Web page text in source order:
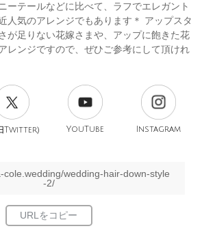
ーテールなどに比べて、ラフでエレガント
人気のアレンジでもあります＊ アップスタ
が足りない花嫁さまや、アップに飽きた花
レンジですので、ぜひご参考にして頂けれ
Twitter) YouTube Instagram
cole.wedding/wedding-hair-down-style
-2/